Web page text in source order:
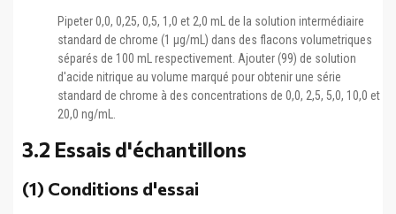
Pipeter 0,0, 0,25, 0,5, 1,0 et 2,0 mL de la solution intermédiaire
standard de chrome (1 μg/mL) dans des flacons volumetriques
séparés de 100 mL respectivement. Ajouter (99) de solution
d'acide nitrique au volume marqué pour obtenir une série
standard de chrome à des concentrations de 0,0, 2,5, 5,0, 10,0 et
20,0 ng/mL.
3.2 Essais d'échantillons
(1) Conditions d'essai